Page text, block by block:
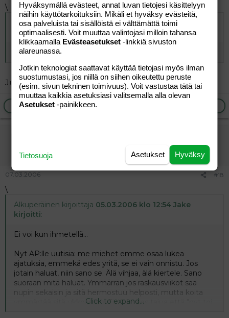
\
Alkuperäinen kirjoittaja05.03.2006 klo 18:01 isäntä 77
kirjoitti:
MARTTYYRI \|O \|O \|O \|O \|O
Just näin.
Ilmoita asiaton viesti
07.03.2006 #18
\
Alkuperäinen kirjoittaja 05.03.2006 klo 12:54 Jake
kirjoitti:
Ei voi kun ihmetellä...
Nyt AP:lle uutisia: me miehet emme osaa lukea
ajatuksia, emmekä edes yritä, se ei vain onnistu. Jos
jotain haluat, niin sano se. Älä vihjaa, älä kiertele. Sano
suoraan mitä haluat. Ymmärrän jos raskausviikot saa
nupin sekaisin ja sitä hermostuu helposti, mutta koita
ymmärtää sitä ukkoasikin. Ei sitä mies tajua että "nyt toi
Click to expand...
Hyväksymällä evästeet, annat luvan tietojesi käsittelyyn
näihin käyttötarkoituksiin. Mikäli et hyväksy evästeitä,
osa palveluista tai sisällöistä ei välttämättä toimi
optimaalisesti. Voit muuttaa valintojasi milloin tahansa
klikkaamalla Evästeasetukset -linkkiä sivuston
alareunassa.
Jotkin teknologiat saattavat käyttää tietojasi myös ilman
suostumustasi, jos niillä on siihen oikeutettu peruste
(esim. sivun tekninen toimivuus). Voit vastustaa tätä tai
muuttaa kaikkia asetuksiasi valitsemalla alla olevan
Asetukset -painikkeen.
Hyväksy
Asetukset
Tietosuoja